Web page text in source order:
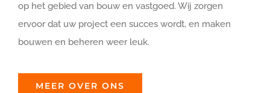
op het gebied van bouw en vastgoed. Wij zorgen
ervoor dat uw project een succes wordt, en maken
bouwen en beheren weer leuk.
MEER OVER ONS